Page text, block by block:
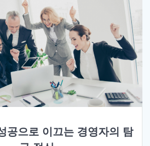
공으로 이끄는 경영자의 탐